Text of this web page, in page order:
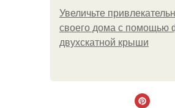
Увеличьте
своего дома с помощью
двухскатной крыши